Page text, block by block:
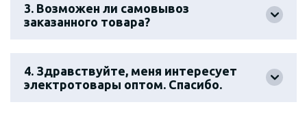
3. Возможен ли самовывоз
заказанного товара?
4. Здравствуйте, меня интересует
электротовары оптом. Спасибо.